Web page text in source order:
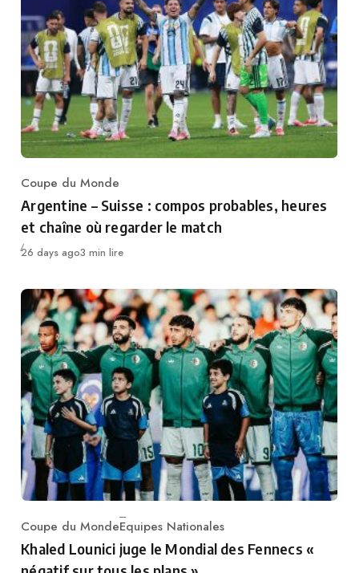
Category
Coupe du Monde
Argentine – Suisse : compos probables, heures
et chaîne où regarder le match
Publié
26 days ago3 min lire
Category
Coupe du MondeEquipes Nationales
Khaled Lounici juge le Mondial des Fennecs «